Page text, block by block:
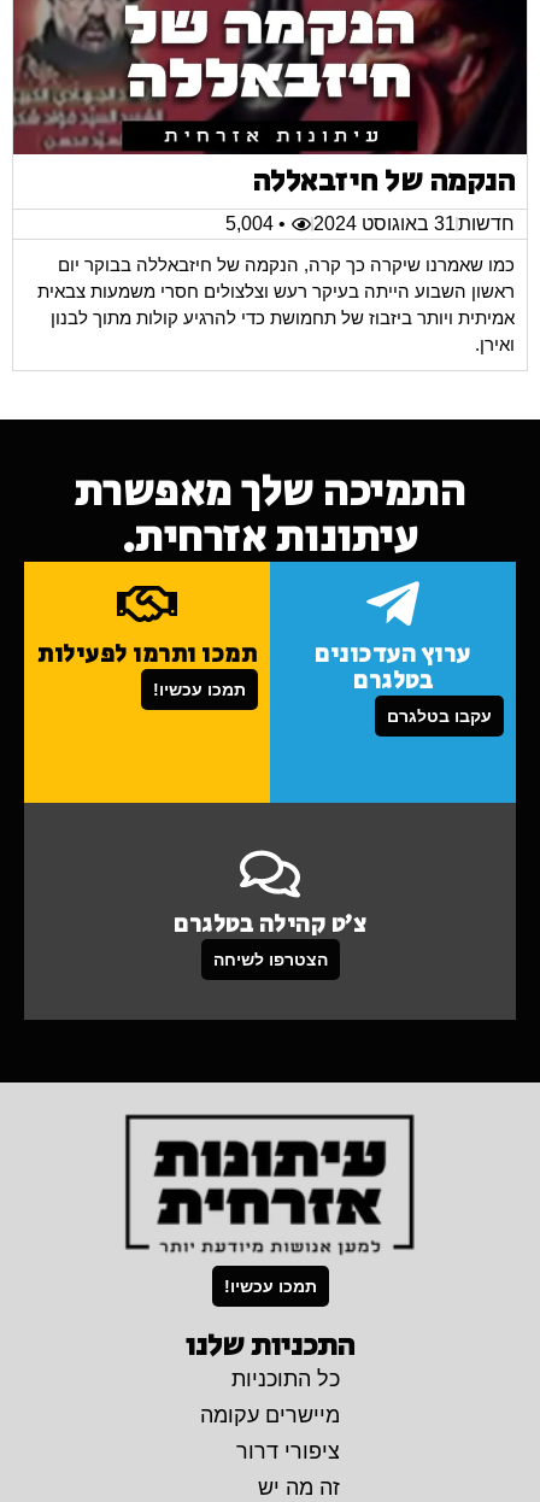
הנקמה של חיזבאללה
חדשות31 באוגוסט 2024
• 5,004
כמו שאמרנו שיקרה כך קרה, הנקמה של חיזבאללה בבוקר יום
ראשון השבוע הייתה בעיקר רעש וצלצולים חסרי משמעות צבאית
אמיתית ויותר ביזבוז של תחמושת כדי להרגיע קולות מתוך לבנון
ואירן.
התמיכה שלך מאפשרת
עיתונות אזרחית.
ערוץ העדכונים
בטלגרם
עקבו בטלגרם
תמכו ותרמו לפעילות
תמכו עכשיו!
צ'ט קהילה בטלגרם
הצטרפו לשיחה
תמכו עכשיו!
התכניות שלנו
כל התוכניות
מיישרים עקומה
ציפורי דרור
זה מה יש